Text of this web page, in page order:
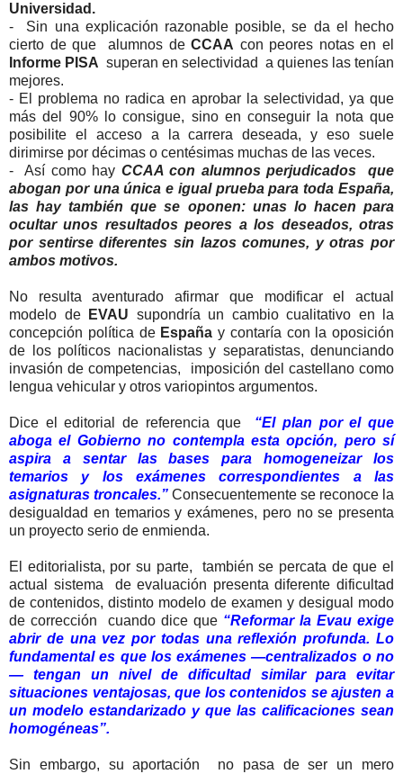
Universidad.
- Sin una explicación razonable posible, se da el hecho
cierto de que alumnos deCCAA con peores notas en el
Informe PISA superan en selectividad a quienes las tenían
mejores.
- El problema no radica en aprobar la selectividad, ya que
más del 90% lo consigue, sino en conseguir la nota que
posibilite el acceso a la carrera deseada, y eso suele
dirimirse por décimas o centésimas muchas de las veces.
- Así como hay CCAA con alumnos perjudicados que
abogan por una única e igual prueba para toda España,
las hay también que se oponen: unas lo hacen para
ocultar unos resultados peores a los deseados, otras
por sentirse diferentes sin lazos comunes, y otras por
ambos motivos.
No resulta aventurado afirmar que modificar el actual
modelo de
EVAU supondría un cambio cualitativo en la
concepción política de España y contaría con la oposición
de los políticos nacionalistas y separatistas, denunciando
invasión de competencias, imposición del castellano como
lengua vehicular y otros variopintos argumentos.
Dice el editorial de referencia que “El plan por el que
aboga el Gobierno no contempla esta opción, pero sí
aspira a sentar las bases para homogeneizar los
temarios y los exámenes correspondientes a las
asignaturas troncales.” Consecuentemente se reconoce la
desigualdad en temarios y exámenes, pero no se presenta
un proyecto serio de enmienda.
El editorialista, por su parte, también se percata de que el
actual sistema de evaluación presenta diferente dificultad
de contenidos, distinto modelo de examen y desigual modo
de corrección cuando dice que “Reformar la Evau exige
abrir de una vez por todas una reflexión profunda. Lo
fundamental es que los exámenes —centralizados o no
— tengan un nivel de dificultad similar para evitar
situaciones ventajosas, que los contenidos se ajusten a
un modelo estandarizado y que las calificaciones sean
homogéneas”.
Sin embargo, su aportación no pasa de ser un mero